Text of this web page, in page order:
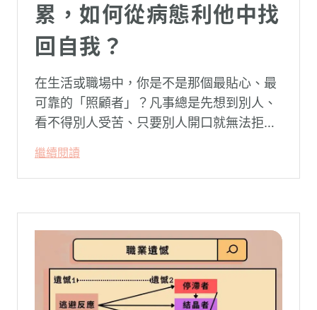
累，如何從病態利他中找
回自我？
在生活或職場中，你是不是那個最貼心、最
可靠的「照顧者」？凡事總是先想到別人、
看不得別人受苦、只要別人開口就無法拒
常在夜深人靜時讓你感到莫名的心累與空
虛。
繼續閱讀